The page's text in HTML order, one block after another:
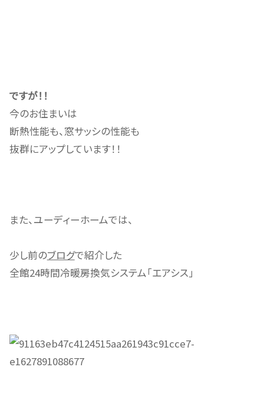
ですが！！
今のお住まいは
断熱性能も、窓サッシの性能も
抜群にアップしています！！
また、ユーディーホームでは、
少し前のブログで紹介した
全館24時間冷暖房換気システム「エアシス」